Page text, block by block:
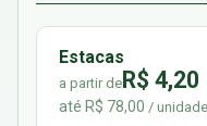
Estacas
a partir deR$ 4,20
até R$ 78,00 / unidade